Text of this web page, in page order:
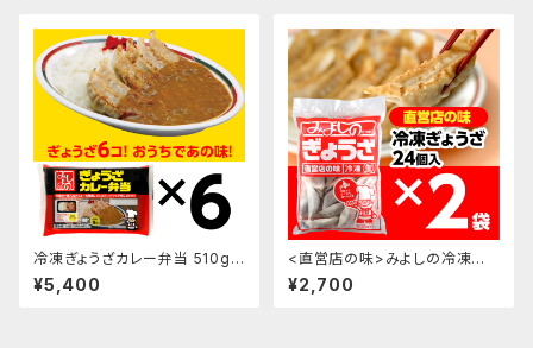
冷凍ぎょうざカレー弁当 510g×
6袋
¥5,400
<直営店の味>みよしの冷凍生
ぎょうざ×2袋
¥2,700